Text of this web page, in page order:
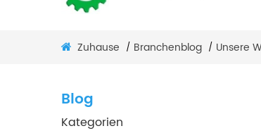
Zuhause / Branchenblog / Unsere
Blog
Kategorien